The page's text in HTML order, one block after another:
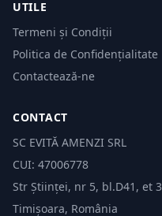
UTILE
Termeni și Condiții
Politica de Confidențialitate
Contactează-ne
CONTACT
SC EVITĂ AMENZI SRL
CUI: 47006778
Str Științei, nr 5, bl.D41, et 3
Timișoara, România